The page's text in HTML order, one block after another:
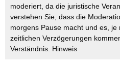
moderiert, da die juristische
verstehen Sie, dass die
morgens Pause macht und es, je
zeitlichen Verzögerungen
Verständnis. Hinweis